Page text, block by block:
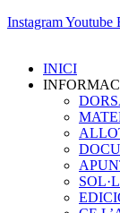
InstagramYoutube
INICI